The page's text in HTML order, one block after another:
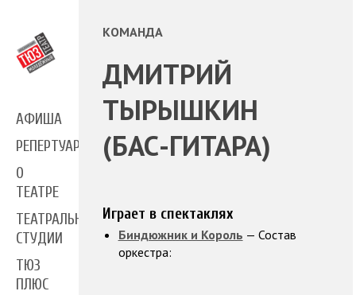
АФИША
РЕПЕРТУАР
О
ТЕАТРЕ
ТЕАТРАЛЬНЫЕ
СТУДИИ
ТЮЗ
ПЛЮС
КОМАНДА
ДМИТРИЙ
ТЫРЫШКИН
(БАС-ГИТАРА)
Играет в спектаклях
Биндюжник и Король — Состав
оркестра: